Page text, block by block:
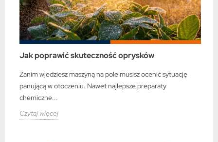
Jak poprawić skuteczność oprysków
Zanim wjedziesz maszyną na pole musisz ocenić sytuację
panującą w otoczeniu. Nawet najlepsze preparaty
chemiczne...
Czytaj więcej